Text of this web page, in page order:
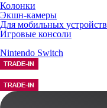
Колонки
Экшн-камеры
Для мобильных устройств
Игровые консоли
Nintendo Switch